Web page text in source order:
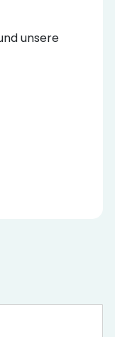
unsere